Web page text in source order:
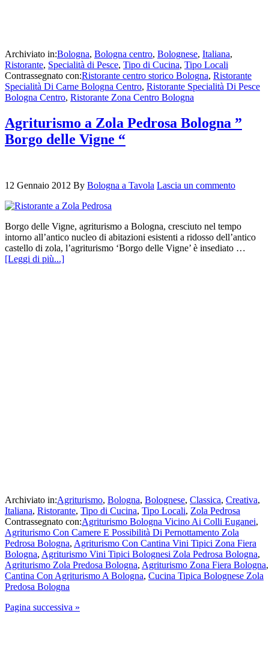
Archiviato in:Bologna, Bologna centro, Bolognese, Italiana,
Ristorante, Specialità di Pesce, Tipo di Cucina, Tipo Locali
Contrassegnato con:Ristorante centro storico Bologna, Ristorante
Specialità Di Carne Bologna Centro, Ristorante Specialità Di Pesce
Bologna Centro, Ristorante Zona Centro Bologna
Agriturismo a Zola Pedrosa Bologna ”
Borgo delle Vigne “
12 Gennaio 2012 By Bologna a Tavola Lascia un commento
Borgo delle Vigne, agriturismo a Bologna, cresciuto nel tempo
intorno all’antico nucleo di abitazioni esistenti a ridosso dell’antico
castello di zola, l’agriturismo ‘Borgo delle Vigne’ è insediato …
[Leggi di più...]
Archiviato in:Agriturismo, Bologna, Bolognese, Classica, Creativa,
Italiana, Ristorante, Tipo di Cucina, Tipo Locali, Zola Pedrosa
Contrassegnato con:Agriturismo Bologna Vicino Ai Colli Euganei,
Agriturismo Con Camere E Possibilità Di Pernottamento Zola
Pedrosa Bologna, Agriturismo Con Cantina Vini Tipici Zona Fiera
Bologna, Agriturismo Vini Tipici Bolognesi Zola Pedrosa Bologna,
Agriturismo Zola Predosa Bologna, Agriturismo Zona Fiera Bologna,
Cantina Con Agriturismo A Bologna, Cucina Tipica Bolognese Zola
Predosa Bologna
Pagina successiva »